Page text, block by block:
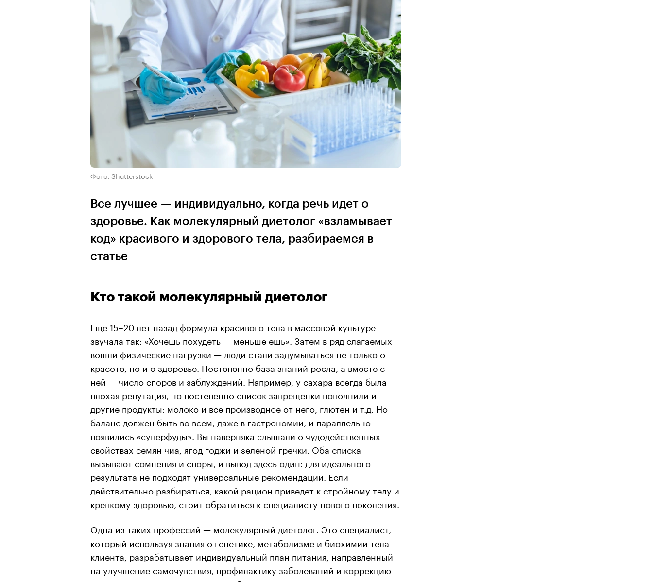
Фото: Shutterstock
Все лучшее — индивидуально, когда речь идет о
здоровье. Как молекулярный диетолог «взламывает
код» красивого и здорового тела, разбираемся в
статье
Кто такой молекулярный диетолог
Еще 15–20 лет назад формула красивого тела в массовой культуре
звучала так: «Хочешь похудеть — меньше ешь». Затем в ряд слагаемых
вошли физические нагрузки — люди стали задумываться не только о
красоте, но и о здоровье. Постепенно база знаний росла, а вместе с
ней — число споров и заблуждений. Например, у сахара всегда была
плохая репутация, но постепенно список запрещенки пополнили и
другие продукты: молоко и все производное от него, глютен и т.д. Но
баланс должен быть во всем, даже в гастрономии, и параллельно
появились «суперфуды». Вы наверняка слышали о чудодейственных
свойствах семян чиа, ягод годжи и зеленой гречки. Оба списка
вызывают сомнения и споры, и вывод здесь один: для идеального
результата не подходят универсальные рекомендации. Если
действительно разбираться, какой рацион приведет к стройному телу и
крепкому здоровью, стоит обратиться к специалисту нового поколения.
Одна из таких профессий — молекулярный диетолог. Это специалист,
который используя знания о генетике, метаболизме и биохимии тела
клиента, разрабатывает индивидуальный план питания, направленный
на улучшение самочувствия, профилактику заболеваний и коррекцию